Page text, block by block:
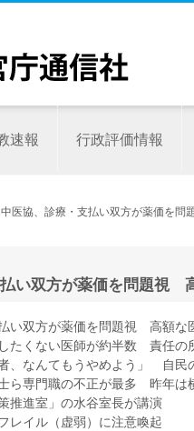
速報 行政評価情報
中医協、診療・支払い双方が薬価を
い双方が薬価を問題視
い双方が薬価を問題視 高額な
たくない医師が約半数 責任の
者、なんてもうやめよう」 自
ら専門職の不正が最多 昨年は
推進室」の水谷室長が講演
レイル（虚弱）に注意喚起